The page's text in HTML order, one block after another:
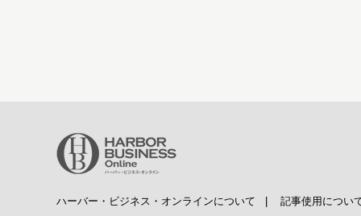
ハーバー・ビジネス・オンラインについて 記事使用につい